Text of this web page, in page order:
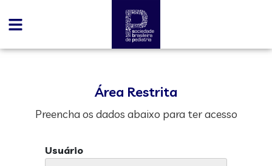
Área Restrita
Preencha os dados abaixo para ter acesso
Usuário